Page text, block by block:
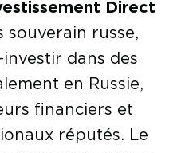
Direct
souverain russe,
dans des
en Russie,
financiers et
réputés. Le